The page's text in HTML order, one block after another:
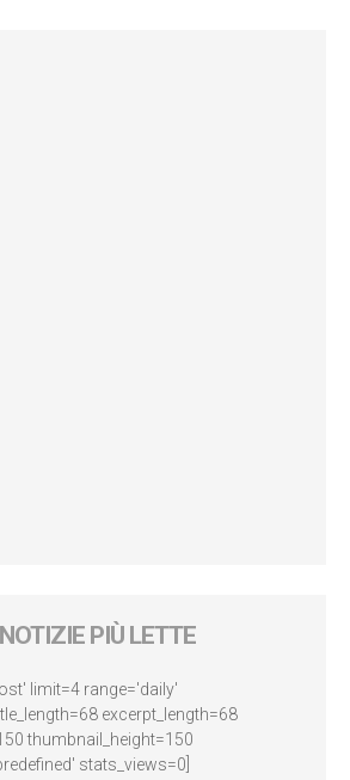
PIÙ LETTE
limit=4 range='daily'
excerpt_length=68
thumbnail_height=150
stats_views=0]